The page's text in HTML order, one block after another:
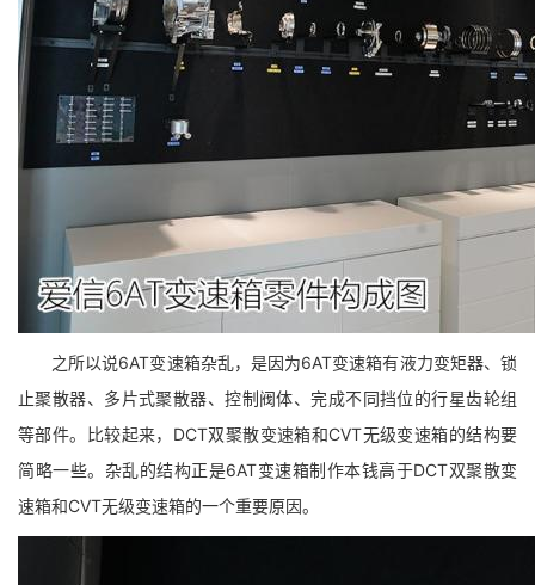
之所以说6AT变速箱杂乱，是因为6AT变速箱有液力变矩器、锁
止聚散器、多片式聚散器、控制阀体、完成不同挡位的行星齿轮组
等部件。比较起来，DCT双聚散变速箱和CVT无级变速箱的结构要
简略一些。杂乱的结构正是6AT变速箱制作本钱高于DCT双聚散变
速箱和CVT无级变速箱的一个重要原因。